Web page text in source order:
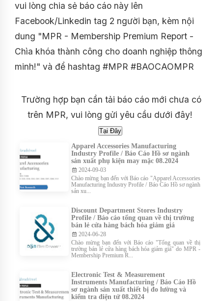
vui lòng chia sẻ báo cáo này lên
Facebook/Linkedin tag 2 người bạn, kèm nội
dung "MPR - Membership Premium Report -
Chìa khóa thành công cho doanh nghiệp thông
minh!" và để hashtag #MPR #BAOCAOMPR
Trường hợp bạn cần tải báo cáo mới chưa có
trên MPR, vui lòng gửi yêu cầu dưới đây!
Apparel Accessories Manufacturing
Industry Profile / Báo Cáo Hồ sơ ngành
sản xuất phụ kiện may mặc 08.2024
2024-09-03
Chào mừng bạn đến với Báo cáo "Apparel Accessories
Manufacturing Industry Profile / Báo Cáo Hồ sơ ngành
sản xu...
Discount Department Stores Industry
Profile / Báo cáo tổng quan về thị trường
bán lẻ cửa hàng bách hóa giảm giá
2024-06-28
Chào mừng bạn đến với Báo cáo "Tổng quan về thị
trường bán lẻ cửa hàng bách hóa giảm giá" do MPR -
Membership Premium R...
Electronic Test & Measurement
Instruments Manufacturing / Báo Cáo Hồ
sơ ngành sản xuất thiết bị đo lường và
kiểm tra điện tử 08.2024